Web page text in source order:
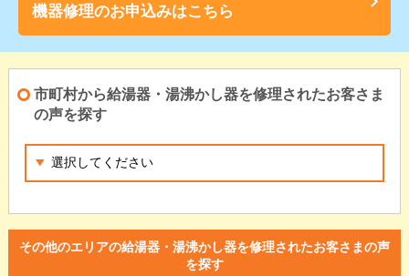
機器修理のお申込みはこちら
市町村から給湯器・湯沸かし器を修理されたお客さま
の声を探す
その他のエリアの給湯器・湯沸かし器を修理されたお客さまの声
を探す